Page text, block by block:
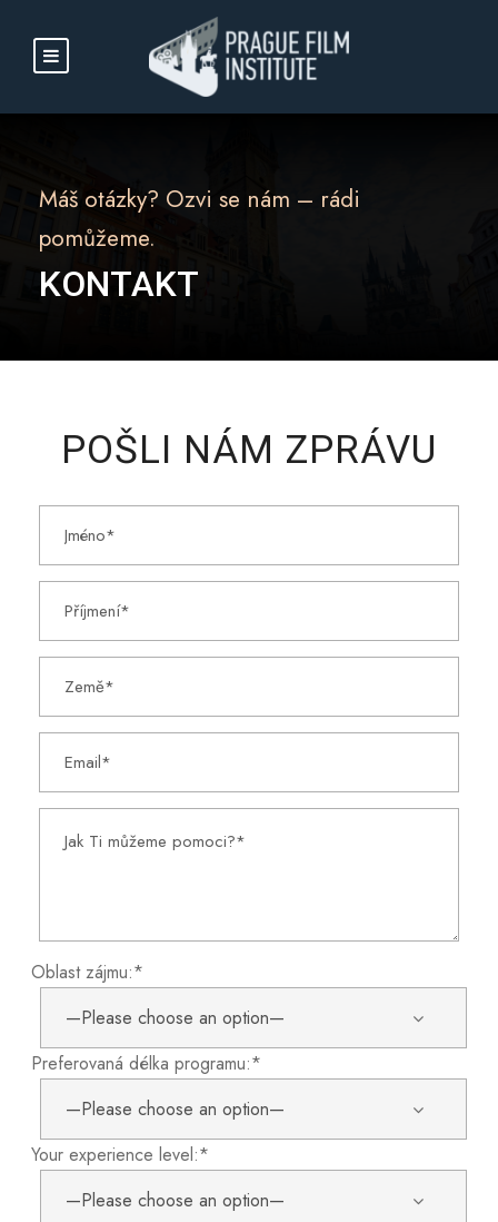
Máš otázky? Ozvi se nám – rádi
pomůžeme.
KONTAKT
POŠLI NÁM ZPRÁVU
Oblast zájmu:*
Preferovaná délka programu:*
Your experience level:*